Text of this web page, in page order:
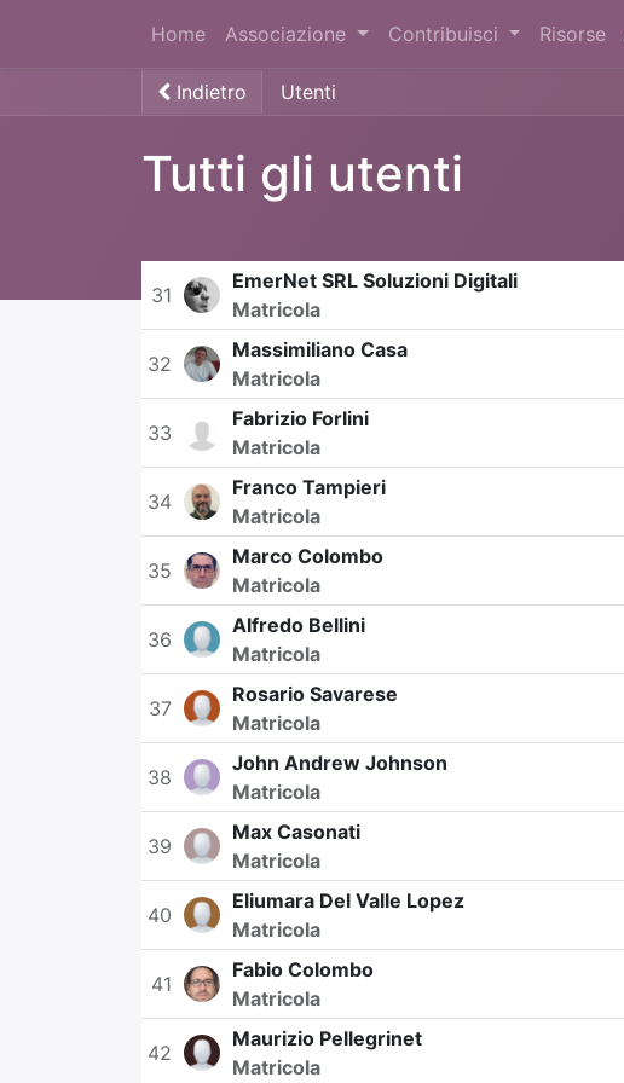
Home Associazione Contribuisci Risorse
Indietro Utenti
Tutti gli utenti
31
EmerNet SRL Soluzioni Digitali
Matricola
32
Massimiliano Casa
Matricola
33
Fabrizio Forlini
Matricola
34
Franco Tampieri
Matricola
35
Marco Colombo
Matricola
36
Alfredo Bellini
Matricola
37
Rosario Savarese
Matricola
38
John Andrew Johnson
Matricola
39
Max Casonati
Matricola
40
Eliumara Del Valle Lopez
Matricola
41
Fabio Colombo
Matricola
42
Maurizio Pellegrinet
Matricola